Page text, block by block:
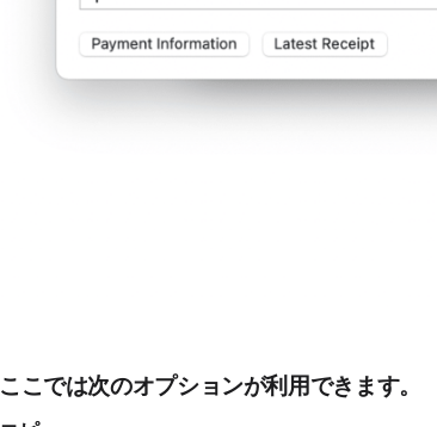
ここでは次のオプションが利用できます。